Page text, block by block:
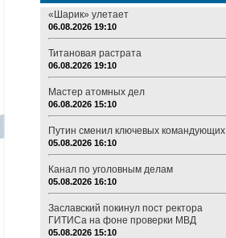
«Шарик» улетает
06.08.2026 19:10
Титановая растрата
06.08.2026 19:10
Мастер атомных дел
06.08.2026 15:10
Путин сменил ключевых командующих
05.08.2026 16:10
Канал по уголовным делам
05.08.2026 16:10
Заславский покинул пост ректора
ГИТИСа на фоне проверки МВД
05.08.2026 15:10